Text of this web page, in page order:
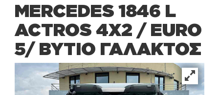
MERCEDES 1846 L
ACTROS 4X2 / EURO
5/ BYTIO ΓΑΛΑΚΤΟΣ